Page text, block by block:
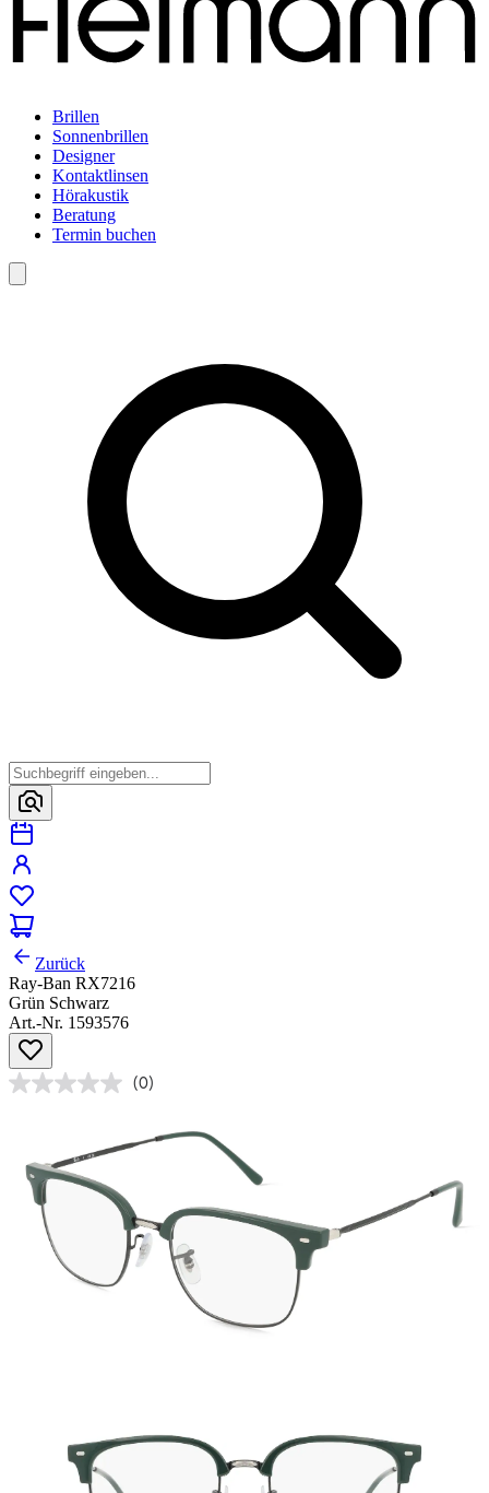
Brillen
Sonnenbrillen
Designer
Kontaktlinsen
Hörakustik
Beratung
Termin buchen
Zurück
Ray-Ban RX7216
Grün Schwarz
Art.-Nr. 1593576
(0)